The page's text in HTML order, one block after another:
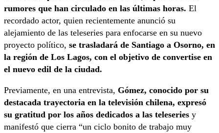
rumores que han circulado en las últimas horas. El
recordado actor, quien recientemente anunció su
alejamiento de las teleseries para enfocarse en su nuevo
proyecto político, se trasladará de Santiago a Osorno, en
la región de Los Lagos, con el objetivo de convertise en
el nuevo edil de la ciudad.
Previamente, en una entrevista, Gómez, conocido por su
destacada trayectoria en la televisión chilena, expresó
su gratitud por los años dedicados a las teleseries y
manifestó que cierra “un ciclo bonito de trabajo muy